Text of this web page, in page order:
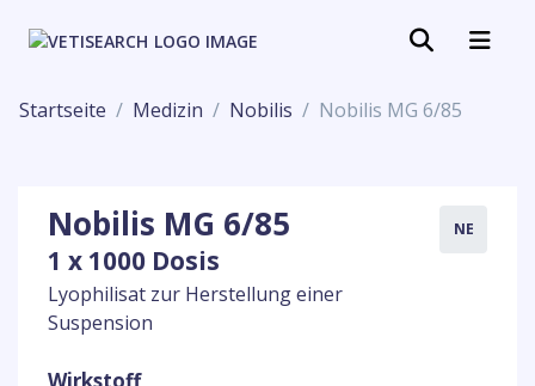
Startseite Medizin Nobilis Nobilis MG 6/85
Nobilis MG 6/85
1 x 1000 Dosis
Lyophilisat zur Herstellung einer
Suspension
NE